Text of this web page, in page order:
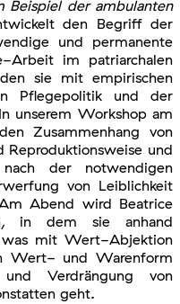
Beispiel der ambulanten
den Begriff der
und permanente
Arbeit im patriarchalen
sie mit empirischen
Pflegepolitik und der
unserem Workshop am
Zusammenhang von
Reproduktionsweise und
der notwendigen
von Leiblichkeit
Abend wird Beatrice
in dem sie anhand
was mit Wert-Abjektion
Wert- und Warenform
und Verdrängung von
geht.